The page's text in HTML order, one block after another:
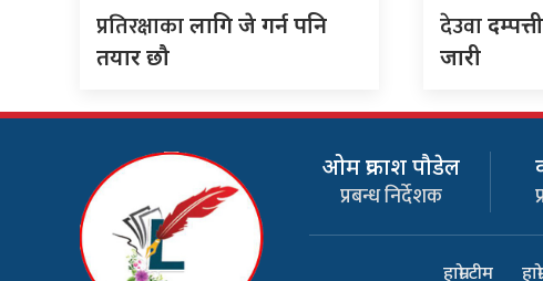
प्रतिरक्षाकालागि जे गर्न पनि
तयार छौ
देउवा
जारी
ओम प्रकाश पौडेल
प्रबन्ध निर्देशक
हाम्रो टीम